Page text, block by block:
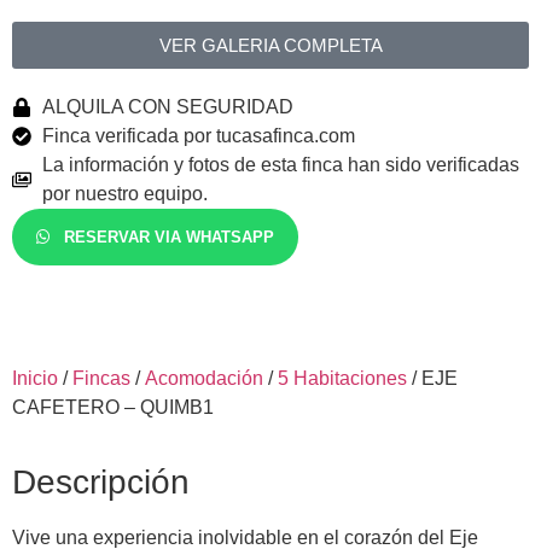
VER GALERIA COMPLETA
ALQUILA CON SEGURIDAD
Finca verificada por tucasafinca.com
La información y fotos de esta finca han sido verificadas
por nuestro equipo.
RESERVAR VIA WHATSAPP
Inicio / Fincas /Acomodación /5 Habitaciones / EJE
CAFETERO – QUIMB1
Descripción
Vive una experiencia inolvidable en el corazón del Eje